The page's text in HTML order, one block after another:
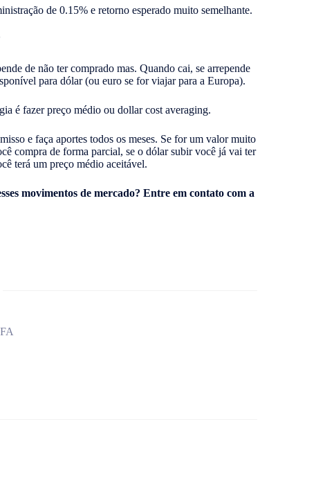
de 0.15% e retorno esperado muito semelhante.
de não ter comprado mas. Quando cai, se arrepende
para dólar (ou euro se for viajar para a Europa).
é fazer preço médio ou dollar cost averaging.
e faça aportes todos os meses. Se for um valor muito
compra de forma parcial, se o dólar subir você já vai ter
terá um preço médio aceitável.
movimentos de mercado? Entre em contato com a